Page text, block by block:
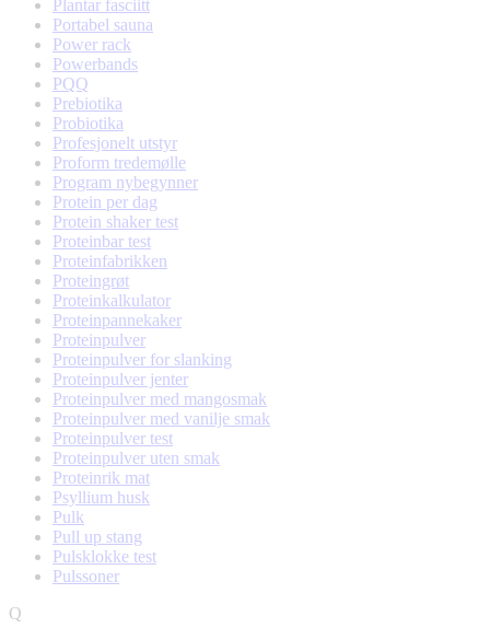
Plantar fasciitt
Portabel sauna
Power rack
Powerbands
PQQ
Prebiotika
Probiotika
Profesjonelt utstyr
Proform tredemølle
Program nybegynner
Protein per dag
Protein shaker test
Proteinbar test
Proteinfabrikken
Proteingrøt
Proteinkalkulator
Proteinpannekaker
Proteinpulver
Proteinpulver for slanking
Proteinpulver jenter
Proteinpulver med mangosmak
Proteinpulver med vanilje smak
Proteinpulver test
Proteinpulver uten smak
Proteinrik mat
Psyllium husk
Pulk
Pull up stang
Pulsklokke test
Pulssoner
Q